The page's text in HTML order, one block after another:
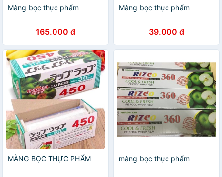
Màng bọc thực phẩm
165.000 đ
Màng bọc thực phẩm
39.000 đ
MÀNG BỌC THỰC PHẨM màng bọc thực phẩm